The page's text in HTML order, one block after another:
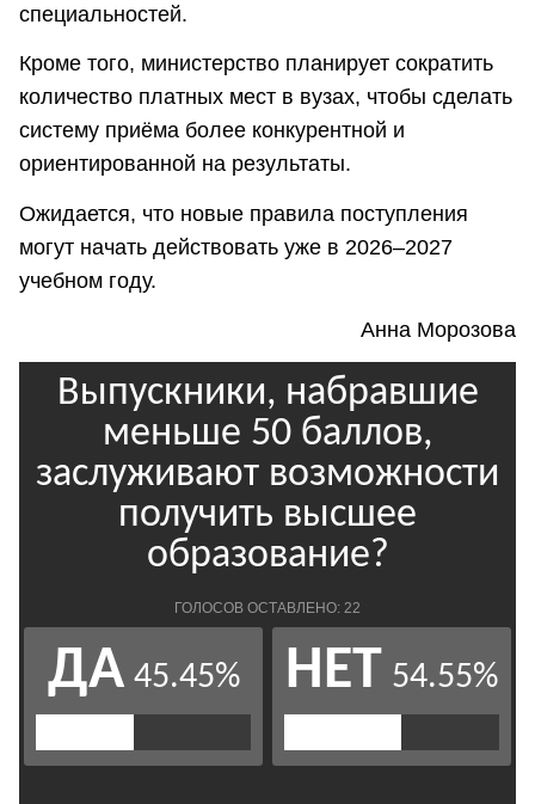
специальностей.
Кроме того, министерство планирует сократить
количество платных мест в вузах, чтобы сделать
систему приёма более конкурентной и
ориентированной на результаты.
Ожидается, что новые правила поступления
могут начать действовать уже в 2026–2027
учебном году.
Анна Морозова